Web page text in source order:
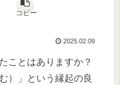
コピー
2025.02.09
ことはありますか？
）」という縁起の良